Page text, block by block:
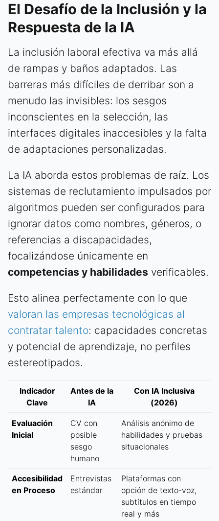
El Desafío de la Inclusión y la
Respuesta de la IA
La inclusión laboral efectiva va más allá
de rampas y baños adaptados. Las
barreras más difíciles de derribar son a
menudo las invisibles: los sesgos
inconscientes en la selección, las
interfaces digitales inaccesibles y la falta
de adaptaciones personalizadas.
La IA aborda estos problemas de raíz. Los
sistemas de reclutamiento impulsados por
algoritmos pueden ser configurados para
ignorar datos como nombres, géneros, o
referencias a discapacidades,
focalizándose únicamente en
competencias y habilidades verificables.
Esto alinea perfectamente con lo que
valoran las empresas tecnológicas al
contratar talento: capacidades concretas
y potencial de aprendizaje, no perfiles
estereotipados.
Indicador
Clave
Antes de la
IA
Con IA Inclusiva
(2026)
Evaluación
Inicial
CV con
posible
sesgo
humano
Análisis anónimo de
habilidades y pruebas
situacionales
Accesibilidad
en Proceso
Entrevistas
estándar
Plataformas con
opción de texto-voz,
subtítulos en tiempo
real y más